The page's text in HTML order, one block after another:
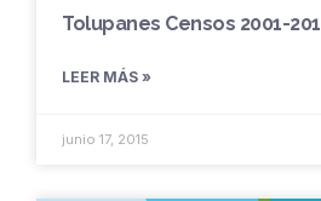
Tolupanes Censos 2001-
LEER MÁS »
junio 17, 2015